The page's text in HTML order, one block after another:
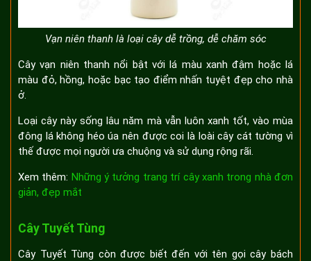
Vạn niên thanh là loại cây dễ trồng, dễ chăm sóc
Cây vạn niên thanh nổi bật với lá màu xanh đậm hoặc lá
màu đỏ, hồng, hoặc bạc tạo điểm nhấn tuyệt đẹp cho nhà
ở.
Loại cây này sống lâu năm mà vẫn luôn xanh tốt, vào mùa
đông lá không héo úa nên được coi là loài cây cát tường vì
thế được mọi người ưa chuộng và sử dụng rộng rãi.
Xem thêm: Những ý tưởng trang trí cây xanh trong nhà đơn
giản, đẹp mắt
Cây Tuyết Tùng
Cây Tuyết Tùng còn được biết đến với tên gọi cây bách